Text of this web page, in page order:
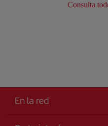
Consulta
En la red